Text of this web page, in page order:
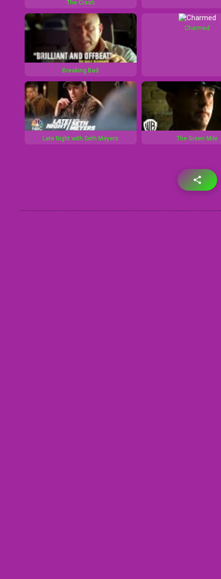
The Crash
Breaking Bad
Charmed
Late Night with Seth Meyers The Green Mile